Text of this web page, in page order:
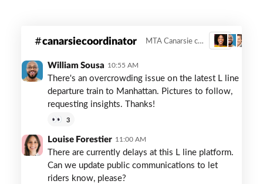
canarsie-canarsiecoordinator MTA Canarsie coordinator 3
William Sousa 10:55 AM
There's an overcrowding issue on the latest L line
departure train to Manhattan. Pictures to follow,
requesting insights. Thanks!
3
Louise Forestier 11:00 AM
There are currently delays at this L line platform.
Can we update public communications to let
riders know, please?